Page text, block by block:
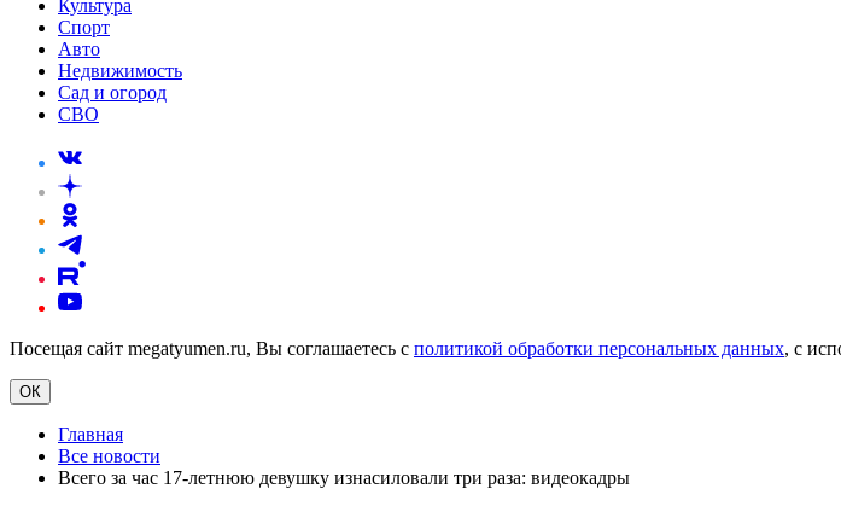
Культура
Спорт
Авто
Недвижимость
Сад и огород
СВО
Посещая сайт megatyumen.ru, Вы соглашаетесь с политикой обработки персональных данных, с
ОК
Главная
Все новости
Всего за час 17-летнюю девушку изнасиловали три раза: видеокадры